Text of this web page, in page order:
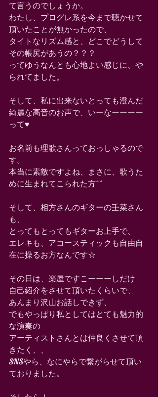
て言うのでしょうか。
わたし、プログレ系を今まで聴かせて
頂いたことが無かったので、
タイトなリズム感と、どこでどうして
その帳尻があうの？？？
ってゆうなんとも心地よい感じに、や
られてました。
そして、私に出来ないとっても澄んだ
綺麗な高音のお声で、いーなーーーー
って♥️
お名前も理歌さんっておっしゃるので
す。
本当に素敵ですよね、まさに、歌うた
めに生まれてこられた方^^
そして、相方さんのギターの壬菜さん
も、
とってもとってもギターお上手で、
エレキも、アコースティックも自由自
在に操るお方なんです☆
その日は、楽屋ですこーーーしだけ
自己紹介をさせて頂いたくらいで、
あんまり沢山お話しできず、
でもやっぱり私としてはとても魅力的
な演奏の
アーティストさんとは仲良くさせて頂
きたく、、
SNSやら、なにやらで繋がらせて頂い
ておりました。